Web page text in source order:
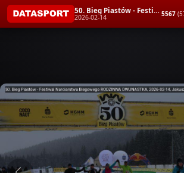
50. Bieg Piastów - Festiwal Narciarstwa Biegowego RODZINNA DWUNASTKA
2026-02-14 5567